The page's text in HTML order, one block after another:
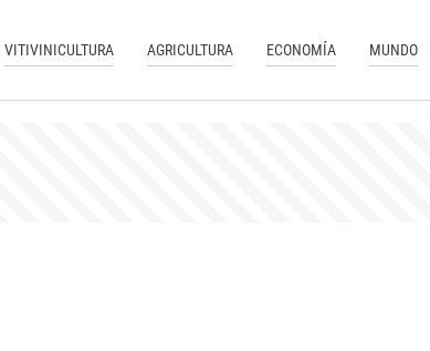
VITIVINICULTURA AGRICULTURA ECONOMÍA MUNDO